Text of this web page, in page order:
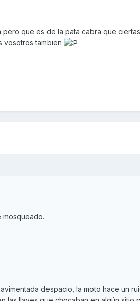
pero que es de la pata cabra que ciertas
vosotros tambien
mosqueado.
despacio, la moto hace un